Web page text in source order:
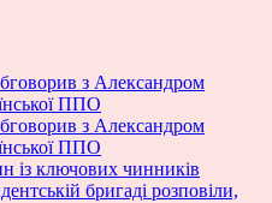
з Александром
ППО
з Александром
ППО
із ключових чинників
бригаді розповіли,